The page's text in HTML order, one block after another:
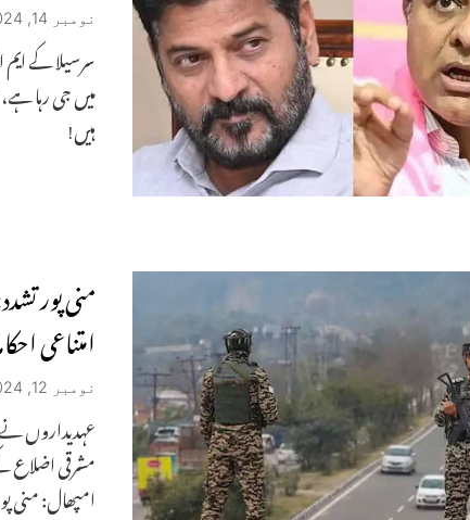
نومبر 14, 2024
سرسیلا کے
میں جی رہا
ہیں!
منی پور
امتناعی
نومبر 12, 2024
عہدیداروں نے
مشرقی اضلاع
امپھال: منی